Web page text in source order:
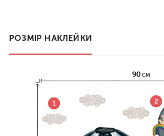
РОЗМІР НАКЛЕЙКИ